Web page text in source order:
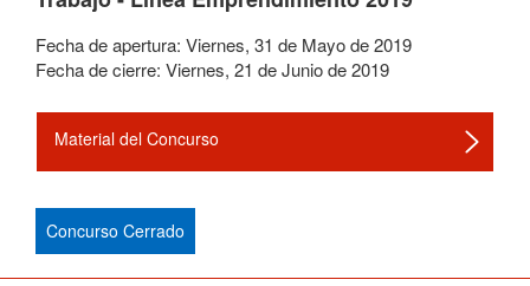
Fecha de apertura: Viernes, 31 de Mayode2019
Fecha de cierre: Viernes, 21 deJuniode2019
Material del Concurso
Concurso Cerrado